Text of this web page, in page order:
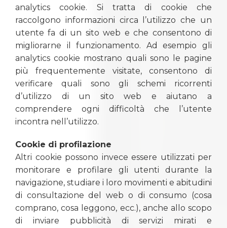
analytics cookie. Si tratta di cookie che
raccolgono informazioni circa l’utilizzo che un
utente fa di un sito web e che consentono di
migliorarne il funzionamento. Ad esempio gli
analytics cookie mostrano quali sono le pagine
più frequentemente visitate, consentono di
verificare quali sono gli schemi ricorrenti
d’utilizzo di un sito web e aiutano a
comprendere ogni difficoltà che l’utente
incontra nell’utilizzo.
Cookie di profilazione
Altri cookie possono invece essere utilizzati per
monitorare e profilare gli utenti durante la
navigazione, studiare i loro movimenti e abitudini
di consultazione del web o di consumo (cosa
comprano, cosa leggono, ecc.), anche allo scopo
di inviare pubblicità di servizi mirati e